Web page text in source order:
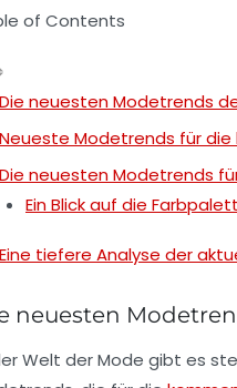
of Contents
Die neuesten Modetrends
Neueste Modetrends für
Die neuesten Modetrends
Ein Blick auf die
Eine tiefere Analyse der
neuesten
Welt derMode gibt es